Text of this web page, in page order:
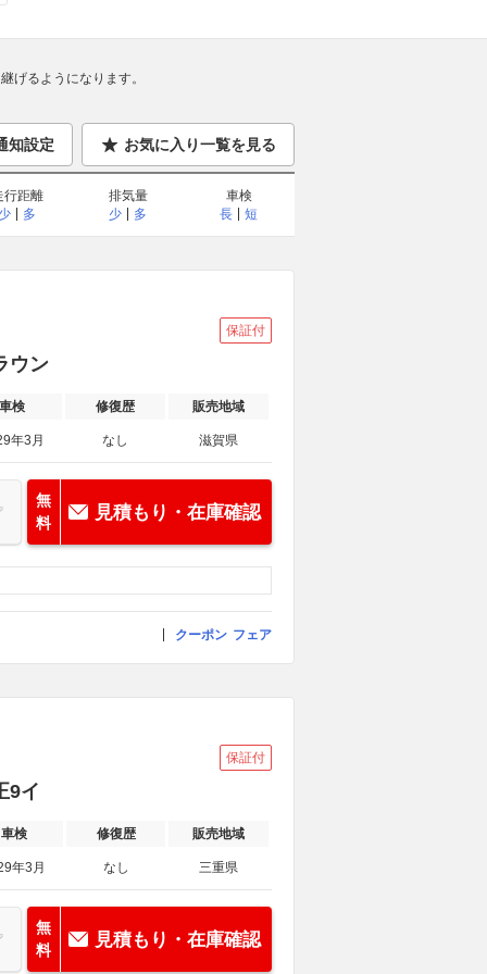
げるようになります。
知設定 お気に入り一覧を見る
行距離
多
排気量
少
多
車検
長
短
保証付
ウン
車検 修復歴 販売地域
年3月 なし 滋賀県
無
料
見積もり・在庫確認
クーポン フェア
保証付
9イ
車検 修復歴 販売地域
年3月 なし 三重県
無
料
見積もり・在庫確認